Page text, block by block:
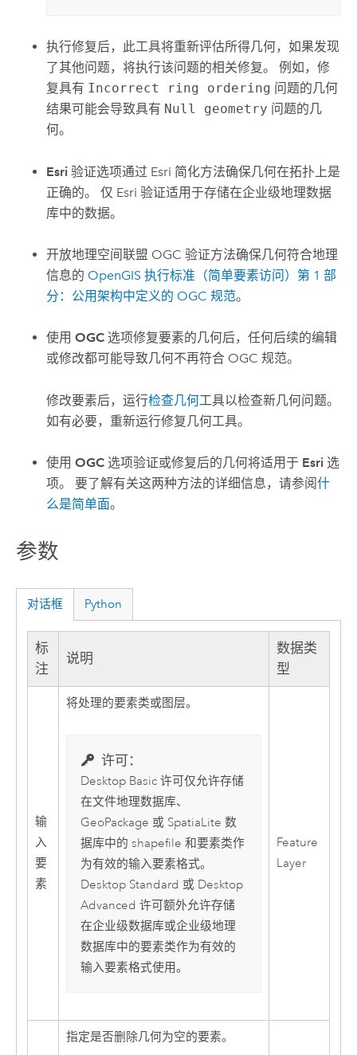
执行修复后，此工具将重新评估所得几何，如果发现
了其他问题，将执行该问题的相关修复。 例如，修
复具有 Incorrect ring ordering 问题的几何
结果可能会导致具有 Null geometry 问题的几
何。
Esri 验证选项通过 Esri 简化方法确保几何在拓扑上是
正确的。 仅 Esri 验证适用于存储在企业级地理数据
库中的数据。
开放地理空间联盟 OGC 验证方法确保几何符合地理
信息的 OpenGIS 执行标准（简单要素访问）第 1 部
分：公用架构中定义的 OGC 规范。
使用OGC 选项修复要素的几何后，任何后续的编辑
或修改都可能导致几何不再符合 OGC 规范。
修改要素后，运行检查几何工具以检查新几何问题。
如有必要，重新运行修复几何工具。
使用OGC 选项验证或修复后的几何将适用于 Esri 选
项。 要了解有关这两种方法的详细信息，请参阅什
么是简单面。
参数
对话框 Python
标
注
说明
数据类
型
输
入
要
素
将处理的要素类或图层。
许可：
Desktop Basic 许可仅允许存储
在文件地理数据库、
GeoPackage 或 SpatiaLite 数
据库中的 shapefile 和要素类作
为有效的输入要素格式。
Desktop Standard 或 Desktop
Advanced 许可额外允许存储
在企业级数据库或企业级地理
数据库中的要素类作为有效的
输入要素格式使用。
Feature
Layer
指定是否删除几何为空的要素。